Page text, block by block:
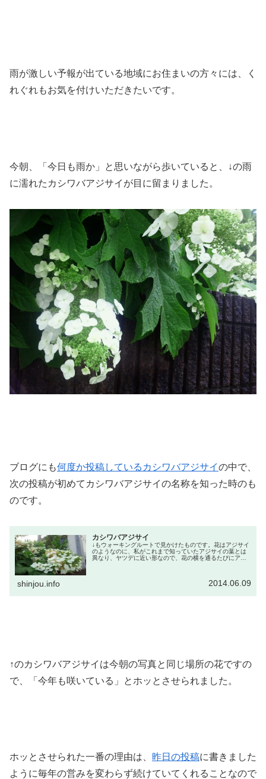
雨が激しい予報が出ている地域にお住まいの方々には、く
れぐれもお気を付けいただきたいです。
今朝、「今日も雨か」と思いながら歩いていると、↓の雨
に濡れたカシワバアジサイが目に留まりました。
ブログにも何度か投稿しているカシワバアジサイの中で、
次の投稿が初めてカシワバアジサイの名称を知った時のも
のです。
カシワバアジサイ
↓もウォーキングルートで見かけたものです。花はアジサイ
のようなのに、私がこれまで知っていたアジサイの葉とは
異なり、ヤツデに近い形なので、花の横を通るたびにアジ
shinjou.info 2014.06.09
↑のカシワバアジサイは今朝の写真と同じ場所の花ですの
で、「今年も咲いている」とホッとさせられました。
ホッとさせられた一番の理由は、 昨日の投稿に書きました
ように毎年の営みを変わらず続けていてくれることなので